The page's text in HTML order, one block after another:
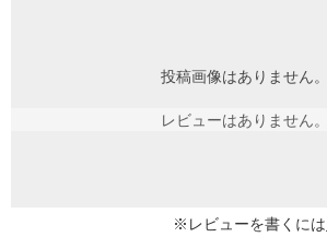
投稿画像はありません。
レビューはありません。
※レビューを書くには